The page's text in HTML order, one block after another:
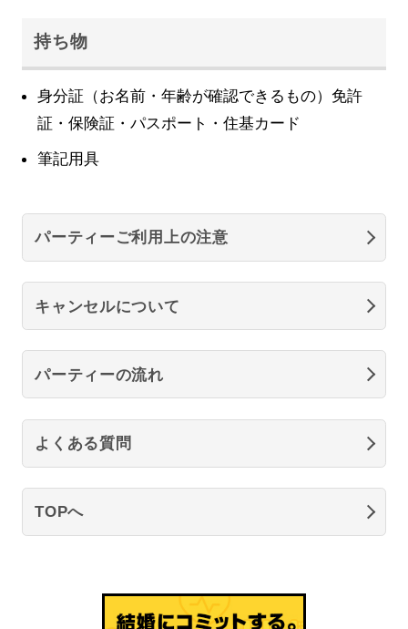
持ち物
身分証（お名前・年齢が確認できるもの）免許
証・保険証・パスポート・住基カード
筆記用具
パーティーご利用上の注意
キャンセルについて
パーティーの流れ
よくある質問
TOPへ